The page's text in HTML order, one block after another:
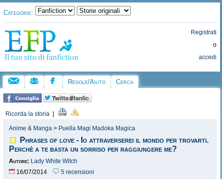
Categorie:
Registrati
o
accedi
Regole/Aiuto Cerca
Ricorda la storia
Anime & Manga > Puella Magi Madoka Magica
Phrases of love - Io attraverserei il mondo per trovarti.
Perchè a te basta un sorriso per raggiungere me?
Autore: Lady White Witch
16/07/2014
5 recensioni